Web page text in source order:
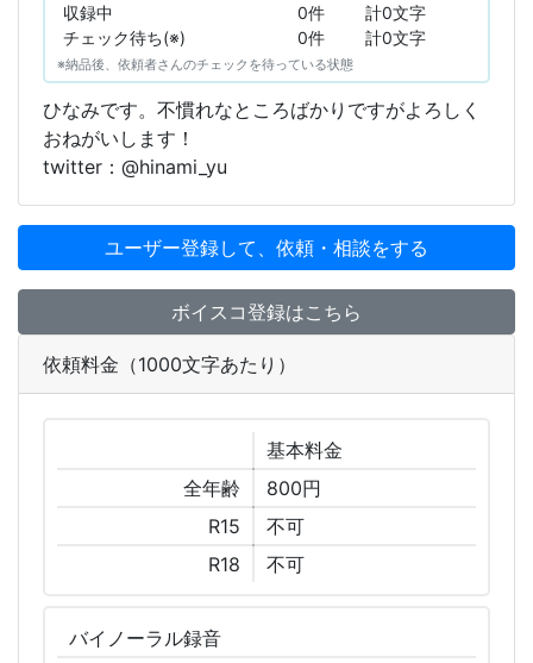
収録中
0件
計0文字
チェック待ち(※)
0件 計0文字
※納品後、依頼者さんのチェックを待っている状態
ひなみです。不慣れなところばかりですがよろしく
おねがいします！
twitter：@hinami_yu
ユーザー登録して、依頼・相談をする
ボイスコ登録はこちら
依頼料金（1000文字あたり）
基本料金
全年齢
800円
R15
不可
R18
不可
バイノーラル録音